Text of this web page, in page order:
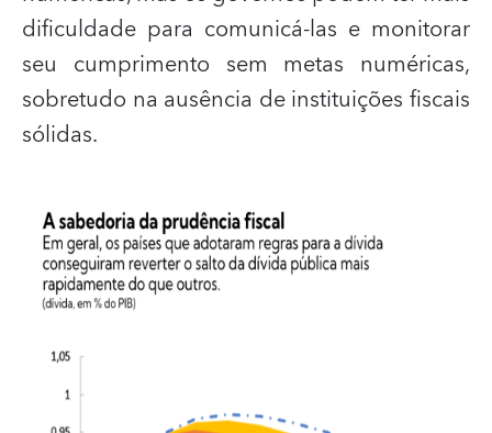
dificuldade para comunicá-las e monitorar
seu cumprimento sem metas numéricas,
sobretudo na ausência de instituições fiscais
sólidas.